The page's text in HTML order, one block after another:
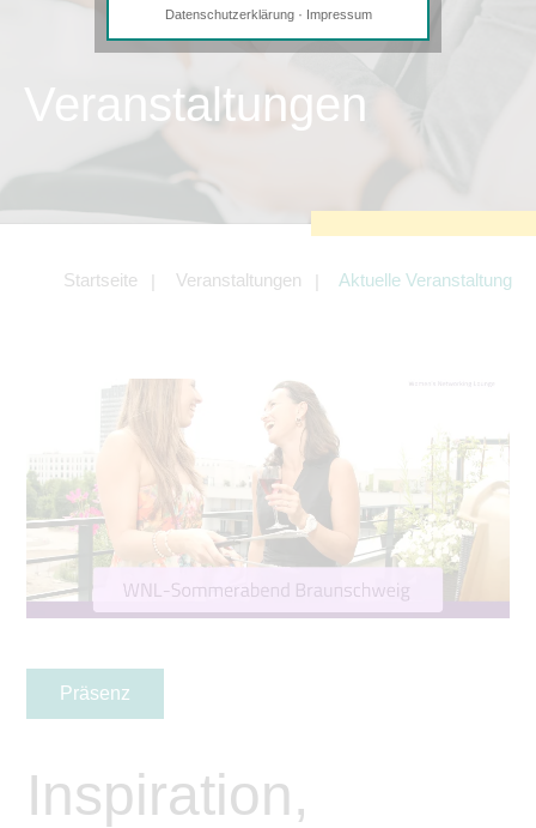
Veranstaltungen
Startseite Veranstaltungen Aktuelle Veranstaltung
Präsenz
Inspiration,
Notwendige Cookies
Diese Cookies sind erforderlich, um die
Tracking- und Targeting-Cookies
Angebotes einschließlich der
Angeboten von z.B. Facebook und
LinkedIn.
eingebettete Videos abspielen zu
können.
Datenschutzerklärung· Impressum